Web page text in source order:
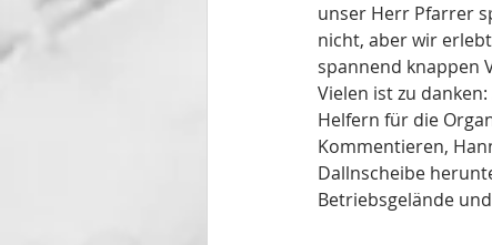
unser Herr Pfarrer
nicht, aber wir
spannend knappen
Vielen ist zu
Helfern für die
Kommentieren,
Dallnscheibe
Betriebsgelände